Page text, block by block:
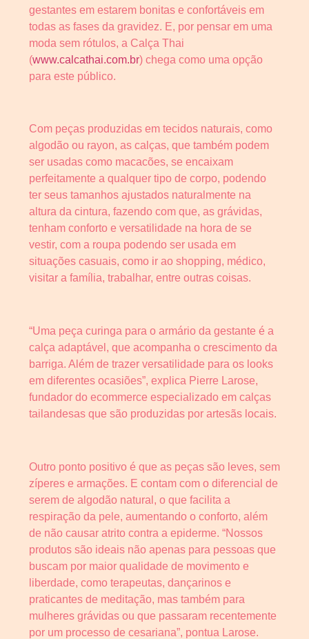
gestantes em estarem bonitas e confortáveis em
todas as fases da gravidez. E, por pensar em uma
moda sem rótulos, a Calça Thai
(www.calcathai.com.br) chega como uma opção
para este público.
Com peças produzidas em tecidos naturais, como
algodão ou rayon, as calças, que também podem
ser usadas como macacões, se encaixam
perfeitamente a qualquer tipo de corpo, podendo
ter seus tamanhos ajustados naturalmente na
altura da cintura, fazendo com que, as grávidas,
tenham conforto e versatilidade na hora de se
vestir, com a roupa podendo ser usada em
situações casuais, como ir ao shopping, médico,
visitar a família, trabalhar, entre outras coisas.
“Uma peça curinga para o armário da gestante é a
calça adaptável, que acompanha o crescimento da
barriga. Além de trazer versatilidade para os looks
em diferentes ocasiões”, explica Pierre Larose,
fundador do ecommerce especializado em calças
tailandesas que são produzidas por artesãs locais.
Outro ponto positivo é que as peças são leves, sem
zíperes e armações. E contam com o diferencial de
serem de algodão natural, o que facilita a
respiração da pele, aumentando o conforto, além
de não causar atrito contra a epiderme. “Nossos
produtos são ideais não apenas para pessoas que
buscam por maior qualidade de movimento e
liberdade, como terapeutas, dançarinos e
praticantes de meditação, mas também para
mulheres grávidas ou que passaram recentemente
por um processo de cesariana”, pontua Larose.